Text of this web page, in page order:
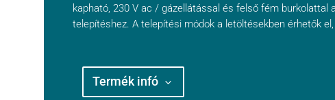
kapható, 230 V ac / gázellátással és felső fém burkolattal
telepítéshez. A telepítési módok a letöltésekben érhetők
Termék infó